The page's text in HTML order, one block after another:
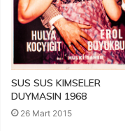
SUS SUS KIMSELER
DUYMASIN 1968
26 Mart 2015